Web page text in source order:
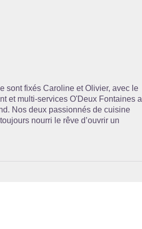
sont fixés Caroline et Olivier, avec le
et multi-services O'Deux Fontaines a
Nos deux passionnés de cuisine
nourri le rêve d’ouvrir un